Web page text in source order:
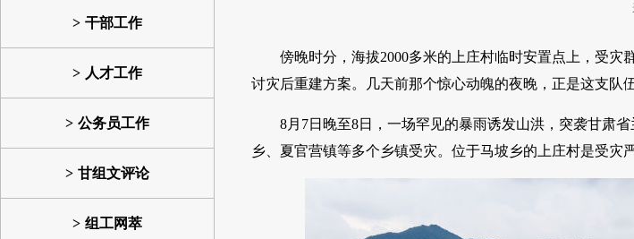
干部工作
人才工作
公务员工作
甘组文评论
组工网萃
傍晚时分，海拔2000多米的上庄村临时安置点上，受
讨灾后重建方案。几天前那个惊心动魄的夜晚，正是这支队
8月7日晚至8日，一场罕见的暴雨诱发山洪，突袭甘肃
乡、夏官营镇等多个乡镇受灾。位于马坡乡的上庄村是受灾